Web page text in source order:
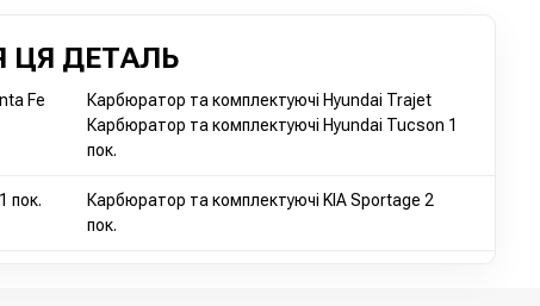
ЦЯ ДЕТАЛЬ
Fe
Карбюратор та комплектуючі Hyundai Trajet
Карбюратор та комплектуючі Hyundai Tucson 1
пок.
пок.
Карбюратор та комплектуючі KIA Sportage 2
пок.